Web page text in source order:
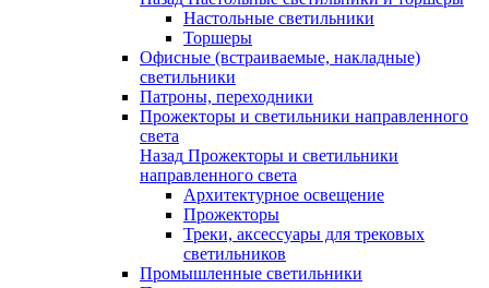
Настольные светильники
Торшеры
Офисные (встраиваемые, накладные)
светильники
Патроны, переходники
Прожекторы и светильники направленного
света
Назад Прожекторы и светильники
направленного света
Архитектурное освещение
Прожекторы
Треки, аксессуары для трековых
светильников
Промышленные светильники